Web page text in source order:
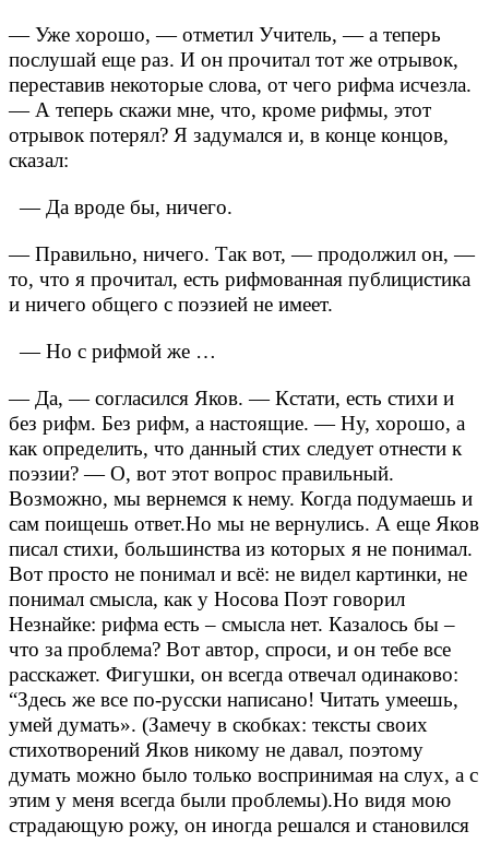
— Уже хорошо, — отметил Учитель, — а теперь
послушай еще раз. И он прочитал тот же отрывок,
переставив некоторые слова, от чего рифма исчезла.
— А теперь скажи мне, что, кроме рифмы, этот
отрывок потерял? Я задумался и, в конце концов,
сказал:
— Да вроде бы, ничего.
— Правильно, ничего. Так вот, — продолжил он, —
то, что я прочитал, есть рифмованная публицистика
и ничего общего с поэзией не имеет.
— Но с рифмой же …
— Да, — согласился Яков. — Кстати, есть стихи и
без рифм. Без рифм, а настоящие.— Ну, хорошо, а
как определить, что данный стих следует отнести к
поэзии?— О, вот этот вопрос правильный.
Возможно, мы вернемся к нему. Когда подумаешь и
сам поищешь ответ.Но мы не вернулись. А еще Яков
писал стихи, большинства из которых я не понимал.
Вот просто не понимал и всё: не видел картинки, не
понимал смысла, как у Носова Поэт говорил
Незнайке: рифма есть – смысла нет. Казалось бы –
что за проблема? Вот автор, спроси, и он тебе все
расскажет. Фигушки, он всегда отвечал одинаково:
“Здесь же все по-русски написано! Читать умеешь,
умей думать». (Замечу в скобках: тексты своих
стихотворений Яков никому не давал, поэтому
думать можно было только воспринимая на слух, а с
этим у меня всегда были проблемы).Но видя мою
страдающую рожу, он иногда решался и становился